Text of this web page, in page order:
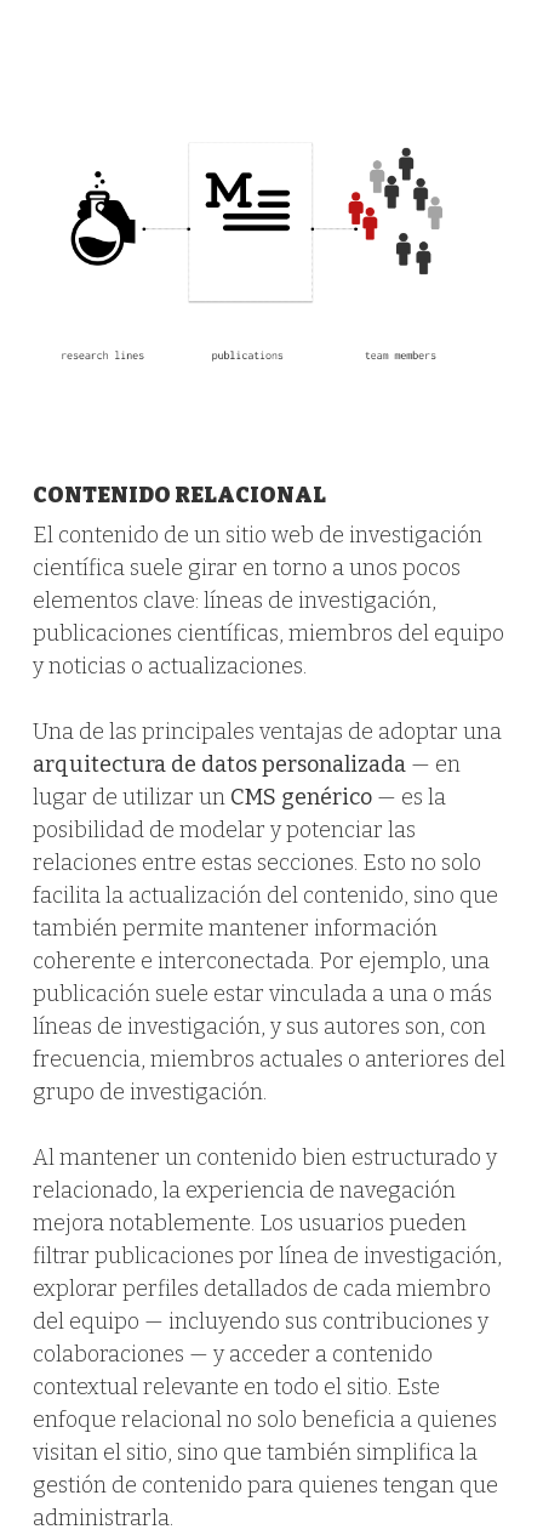
CONTENIDO RELACIONAL
El contenido de un sitio web de investigación
científica suele girar en torno a unos pocos
elementos clave: líneas de investigación,
publicaciones científicas, miembros del equipo
y noticias o actualizaciones.
Una de las principales ventajas de adoptar una
arquitectura de datos personalizada — en
lugar de utilizar un CMS genérico — es la
posibilidad de modelar y potenciar las
relaciones entre estas secciones. Esto no solo
facilita la actualización del contenido, sino que
también permite mantener información
coherente e interconectada. Por ejemplo, una
publicación suele estar vinculada a una o más
líneas de investigación, y sus autores son, con
frecuencia, miembros actuales o anteriores del
grupo de investigación.
Al mantener un contenido bien estructurado y
relacionado, la experiencia de navegación
mejora notablemente. Los usuarios pueden
filtrar publicaciones por línea de investigación,
explorar perfiles detallados de cada miembro
del equipo — incluyendo sus contribuciones y
colaboraciones — y acceder a contenido
contextual relevante en todo el sitio. Este
enfoque relacional no solo beneficia a quienes
visitan el sitio, sino que también simplifica la
gestión de contenido para quienes tengan que
administrarla.